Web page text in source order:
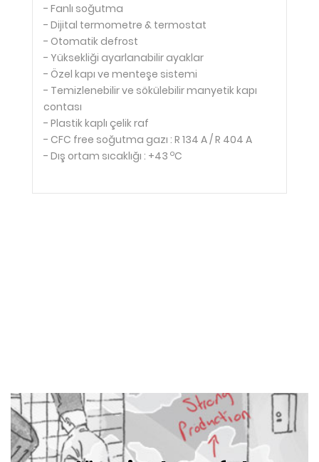
- Fanlı soğutma
- Dijital termometre & termostat
- Otomatik defrost
- Yüksekliği ayarlanabilir ayaklar
- Özel kapı ve menteşe sistemi
- Temizlenebilir ve sökülebilir manyetik kapı
contası
- Plastik kaplı çelik raf
- CFC free soğutma gazı : R 134 A / R 404 A
- Dış ortam sıcaklığı : +43 oC